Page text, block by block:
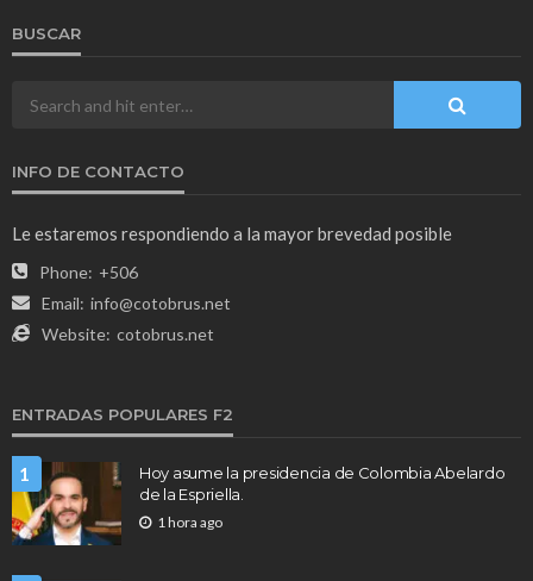
BUSCAR
INFO DE CONTACTO
Le estaremos respondiendo a la mayor brevedad posible
Phone: +506
Email: info@cotobrus.net
Website: cotobrus.net
ENTRADAS POPULARES F2
1
Hoy asume la presidencia de Colombia Abelardo
de la Espriella.
1 hora ago